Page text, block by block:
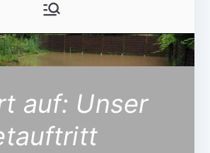
auf: Unser